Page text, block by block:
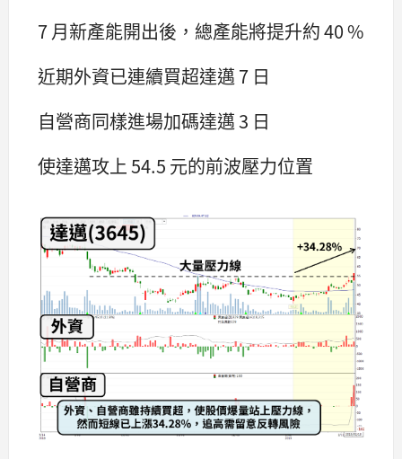
7 月新產能開出後，總產能將提升約 40 %
近期外資已連續買超達邁 7 日
自營商同樣進場加碼達邁 3 日
使達邁攻上 54.5 元的前波壓力位置